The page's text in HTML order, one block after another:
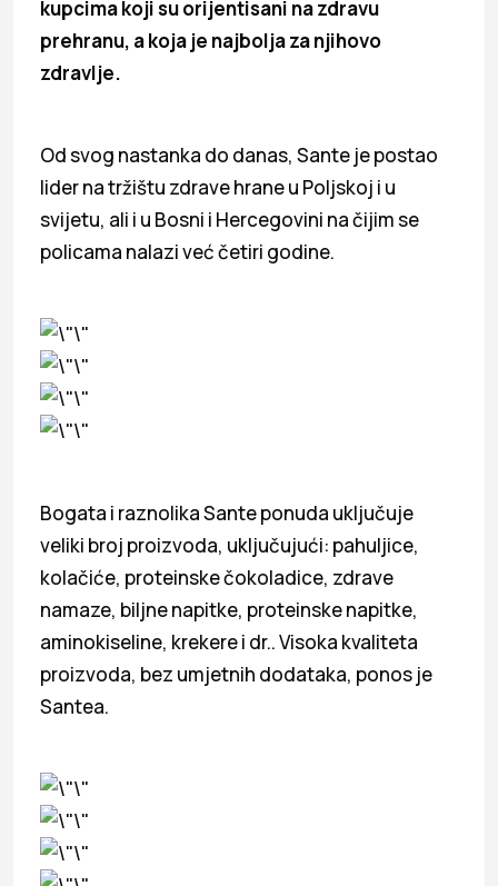
kupcima koji su orijentisani na zdravu
prehranu, a koja je najbolja za njihovo
zdravlje.
Od svog nastanka do danas, Sante je postao
lider na tržištu zdrave hrane u Poljskoj i u
svijetu, ali i u Bosni i Hercegovini na čijim se
policama nalazi već četiri godine.
Bogata i raznolika Sante ponuda uključuje
veliki broj proizvoda, uključujući: pahuljice,
kolačiće, proteinske čokoladice, zdrave
namaze, biljne napitke, proteinske napitke,
aminokiseline, krekere i dr.. Visoka kvaliteta
proizvoda, bez umjetnih dodataka, ponos je
Santea.